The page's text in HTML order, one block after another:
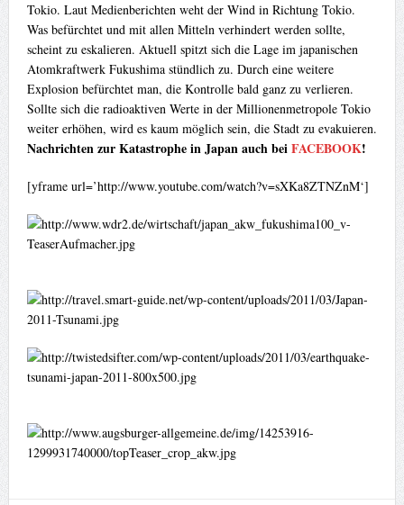
Tokio. Laut Medienberichten weht der Wind in Richtung Tokio.
Was befürchtet und mit allen Mitteln verhindert werden sollte,
scheint zu eskalieren. Aktuell spitzt sich die Lage im japanischen
Atomkraftwerk Fukushima stündlich zu. Durch eine weitere
Explosion befürchtet man, die Kontrolle bald ganz zu verlieren.
Sollte sich die radioaktiven Werte in der Millionenmetropole Tokio
weiter erhöhen, wird es kaum möglich sein, die Stadt zu evakuieren.
Nachrichten zur Katastrophe in Japan auch beiFACEBOOK!
[yframe url=’http://www.youtube.com/watch?v=sXKa8ZTNZnM‘]